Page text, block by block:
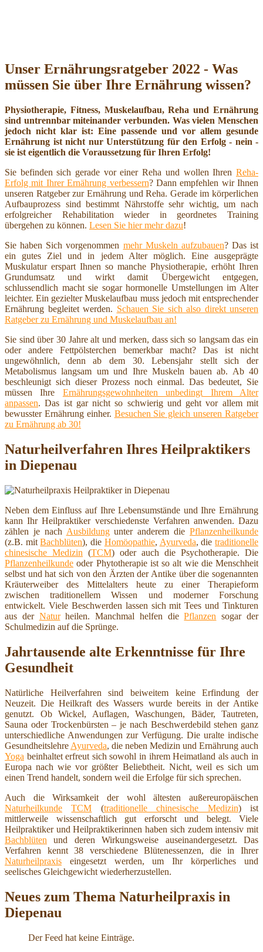
Unser Ernährungsratgeber 2022 - Was
müssen Sie über Ihre Ernährung wissen?
Physiotherapie, Fitness, Muskelaufbau, Reha und Ernährung
sind untrennbar miteinander verbunden. Was vielen Menschen
jedoch nicht klar ist: Eine passende und vor allem gesunde
Ernährung ist nicht nur Unterstützung für den Erfolg - nein -
sie ist eigentlich die Voraussetzung für Ihren Erfolg!
Sie befinden sich gerade vor einer Reha und wollen Ihren Reha-
Erfolg mit Ihrer Ernährung verbessern? Dann empfehlen wir Ihnen
unseren Ratgeber zur Ernährung und Reha. Gerade im körperlichen
Aufbauprozess sind bestimmt Nährstoffe sehr wichtig, um nach
erfolgreicher Rehabilitation wieder in geordnetes Training
übergehen zu können. Lesen Sie hier mehr dazu!
Sie haben Sich vorgenommen mehr Muskeln aufzubauen? Das ist
ein gutes Ziel und in jedem Alter möglich. Eine ausgeprägte
Muskulatur erspart Ihnen so manche Physiotherapie, erhöht Ihren
Grundumsatz und wirkt damit Übergewicht entgegen,
schlussendlich macht sie sogar hormonelle Umstellungen im Alter
leichter. Ein gezielter Muskelaufbau muss jedoch mit entsprechender
Ernährung begleitet werden. Schauen Sie sich also direkt unseren
Ratgeber zu Ernährung und Muskelaufbau an!
Sie sind über 30 Jahre alt und merken, dass sich so langsam das ein
oder andere Fettpölsterchen bemerkbar macht? Das ist nicht
ungewöhnlich, denn ab dem 30. Lebensjahr stellt sich der
Metabolismus langsam um und Ihre Muskeln bauen ab. Ab 40
beschleunigt sich dieser Prozess noch einmal. Das bedeutet, Sie
müssen Ihre Ernährungsgewohnheiten unbedingt Ihrem Alter
anpassen. Das ist gar nicht so schwierig und geht vor allem mit
bewusster Ernährung einher. Besuchen Sie gleich unseren Ratgeber
zu Ernährung ab 30!
Naturheilverfahren Ihres Heilpraktikers
in Diepenau
Neben dem Einfluss auf Ihre Lebensumstände und Ihre Ernährung
kann Ihr Heilpraktiker verschiedenste Verfahren anwenden. Dazu
zählen je nach Ausbildungunter anderem diePflanzenheilkunde
(z.B. mitBachblüten), die Homöopathie, Ayurveda, dietraditionelle
chinesische Medizin (TCM) oder auch die Psychotherapie. Die
Pflanzenheilkunde oder Phytotherapie ist so alt wie die Menschheit
selbst und hat sich von den Ärzten der Antike über die sogenannten
Kräuterweiber des Mittelalters heute zu einer Therapieform
zwischen traditionellem Wissen und moderner Forschung
entwickelt. Viele Beschwerden lassen sich mit Tees und Tinkturen
aus der Naturheilen. Manchmal helfen diePflanzen sogar der
Schulmedizin auf die Sprünge.
Jahrtausende alte Erkenntnisse für Ihre
Gesundheit
Natürliche Heilverfahren sind beiweitem keine Erfindung der
Neuzeit. Die Heilkraft des Wassers wurde bereits in der Antike
genutzt. Ob Wickel, Auflagen, Waschungen, Bäder, Tautreten,
Sauna oder Trockenbürsten – je nach Beschwerdebild stehen ganz
unterschiedliche Anwendungen zur Verfügung. Die uralte indische
Gesundheitslehre Ayurveda, die neben Medizin und Ernährung auch
Yoga beinhaltet erfreut sich sowohl in ihrem Heimatland als auch in
Europa nach wie vor größter Beliebtheit. Nicht, weil es sich um
einen Trend handelt, sondern weil die Erfolge für sich sprechen.
Auch die Wirksamkeit der wohl ältesten außereuropäischen
Naturheilkunde
TCM (traditionelle chinesische Medizin) ist
mittlerweile wissenschaftlich gut erforscht und belegt. Viele
Heilpraktiker und Heilpraktikerinnen haben sich zudem intensiv mit
Bachblüten und deren Wirkungsweise auseinandergesetzt. Das
Verfahren kennt 38 verschiedene Blütenessenzen, die in Ihrer
Naturheilpraxis eingesetzt werden, um Ihr körperliches und
seelisches Gleichgewicht wiederherzustellen.
Neues zum Thema Naturheilpraxis in
Diepenau
Der Feed hat keine Einträge.